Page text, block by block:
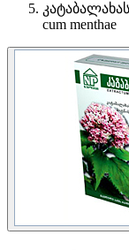
cum menthae